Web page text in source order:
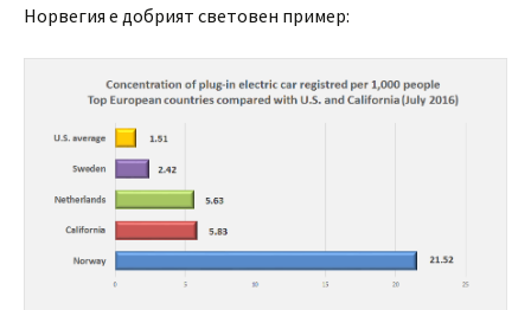
Норвегия е добрият световен пример: